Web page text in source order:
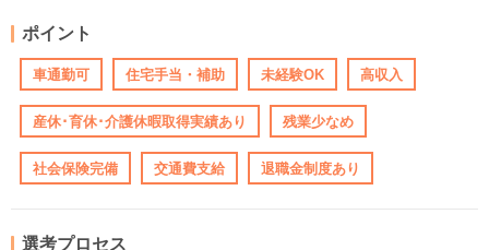
ポイント
車通勤可 住宅手当・補助 未経験OK 高収入
産休･育休･介護休暇取得実績あり 残業少なめ
社会保険完備 交通費支給 退職金制度あり
選考プロセス